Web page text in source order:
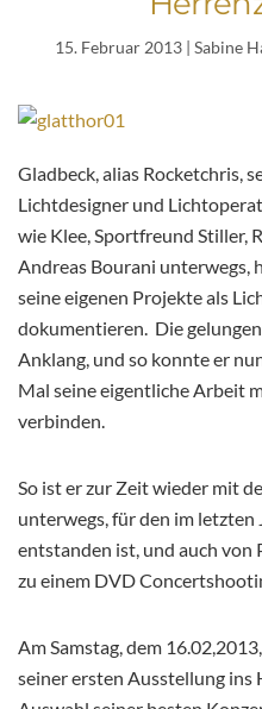
15. Februar 2013| Sabine
Gladbeck, alias Rocketchris,
Lichtdesigner und
wie Klee, Sportfreund Stiller,
Andreas Bourani unterwegs,
seine eigenen Projekte als
dokumentieren. Die
Anklang, und so konnte er
Mal seine eigentliche Arbeit
verbinden.
So ist er zur Zeit wieder mit
unterwegs, für den im letzten
entstanden ist, und auch von
zu einem DVD
Am Samstag, dem
seiner ersten Ausstellung ins